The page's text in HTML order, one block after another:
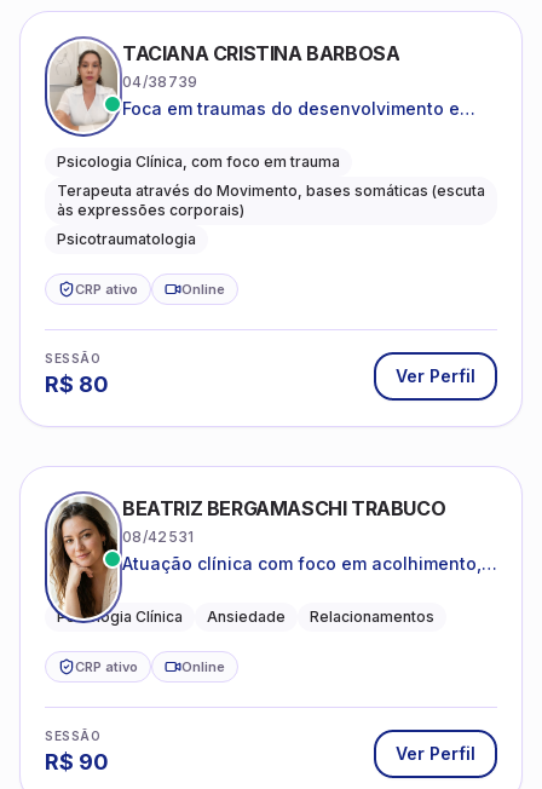
TACIANA CRISTINA BARBOSA
04/38739
Foca em traumas do desenvolvimento e
Psicologia Clínica, com foco em trauma
Terapeuta através do Movimento, bases somáticas (escuta
às expressões corporais)
Psicotraumatologia
CRP ativo Online
SESSÃO
R$ 80 Ver Perfil
BEATRIZ BERGAMASCHI TRABUCO
08/42531
Atuação clínica com foco em acolhimento,
Psicologia Clínica Ansiedade Relacionamentos
CRP ativo Online
SESSÃO
R$ 90 Ver Perfil